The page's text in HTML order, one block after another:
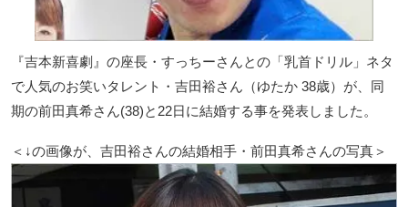
『吉本新喜劇』の座長・すっちーさんとの「乳首ドリル」ネタ
で人気のお笑いタレント・吉田裕さん（ゆたか 38歳）が、同
期の前田真希さん(38)と22日に結婚する事を発表しました。
＜↓の画像が、吉田裕さんの結婚相手・前田真希さんの写真＞